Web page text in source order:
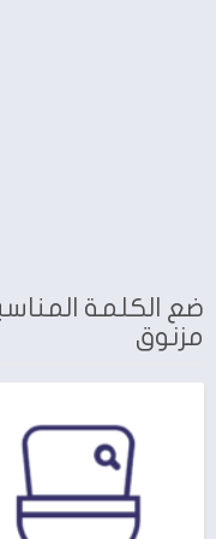
ضع الكلمة
مزنوق